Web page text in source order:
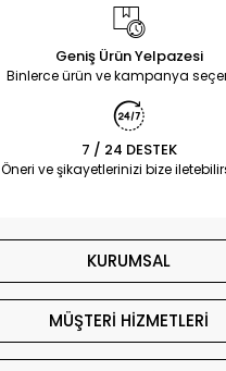
Geniş Ürün Yelpazesi
Binlerce ürün ve kampanya
7 / 24 DESTEK
Öneri ve şikayetlerinizi bize
KURUMSAL
MÜŞTERİ HİZMETLERİ